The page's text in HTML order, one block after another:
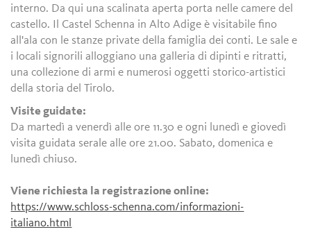
interno. Da qui una scalinata aperta porta nelle camere del
castello. Il Castel Schenna in Alto Adige è visitabile fino
all'ala con le stanze private della famiglia dei conti. Le sale e
i locali signorili alloggiano una galleria di dipinti e ritratti,
una collezione di armi e numerosi oggetti storico-artistici
della storia del Tirolo.
Visite guidate:
Da martedì a venerdì alle ore 11.30 e ogni lunedì e giovedì
visita guidata serale alle ore 21.00. Sabato, domenica e
lunedì chiuso.
Viene richiesta la registrazione online:
https://www.schloss-schenna.com/informazioni-
italiano.html